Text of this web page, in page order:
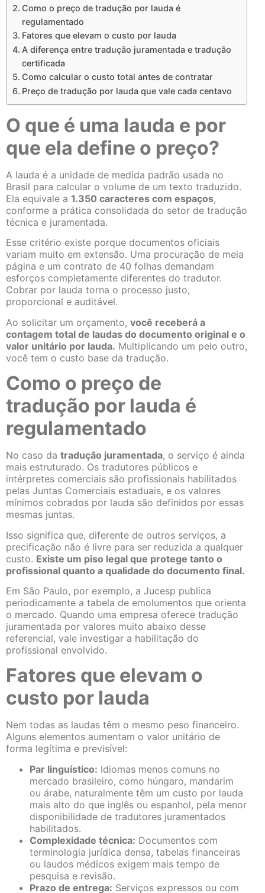
Como o preço de tradução por lauda é
regulamentado
Fatores que elevam o custo por lauda
A diferença entre tradução juramentada e tradução
certificada
Como calcular o custo total antes de contratar
Preço de tradução por lauda que vale cada centavo
O que é uma lauda e por
que ela define o preço?
A lauda é a unidade de medida padrão usada no
Brasil para calcular o volume de um texto traduzido.
Ela equivale a 1.350 caracteres com espaços,
conforme a prática consolidada do setor de tradução
técnica e juramentada.
Esse critério existe porque documentos oficiais
variam muito em extensão. Uma procuração de meia
página e um contrato de 40 folhas demandam
esforços completamente diferentes do tradutor.
Cobrar por lauda torna o processo justo,
proporcional e auditável.
Ao solicitar um orçamento, você receberá a
contagem total de laudas do documento original e o
valor unitário por lauda. Multiplicando um pelo outro,
você tem o custo base da tradução.
Como o preço de
tradução por lauda é
regulamentado
No caso da tradução juramentada, o serviço é ainda
mais estruturado. Os tradutores públicos e
intérpretes comerciais são profissionais habilitados
pelas Juntas Comerciais estaduais, e os valores
mínimos cobrados por lauda são definidos por essas
mesmas juntas.
Isso significa que, diferente de outros serviços, a
precificação não é livre para ser reduzida a qualquer
custo. Existe um piso legal que protege tanto o
profissional quanto a qualidade do documento final.
Em São Paulo, por exemplo, a Jucesp publica
periodicamente a tabela de emolumentos que orienta
o mercado. Quando uma empresa oferece tradução
juramentada por valores muito abaixo desse
referencial, vale investigar a habilitação do
profissional envolvido.
Fatores que elevam o
custo por lauda
Nem todas as laudas têm o mesmo peso financeiro.
Alguns elementos aumentam o valor unitário de
forma legítima e previsível:
Par linguístico: Idiomas menos comuns no
mercado brasileiro, como húngaro, mandarim
ou árabe, naturalmente têm um custo por lauda
mais alto do que inglês ou espanhol, pela menor
disponibilidade de tradutores juramentados
habilitados.
Complexidade técnica: Documentos com
terminologia jurídica densa, tabelas financeiras
ou laudos médicos exigem mais tempo de
pesquisa e revisão.
Prazo de entrega: Serviços expressos ou com